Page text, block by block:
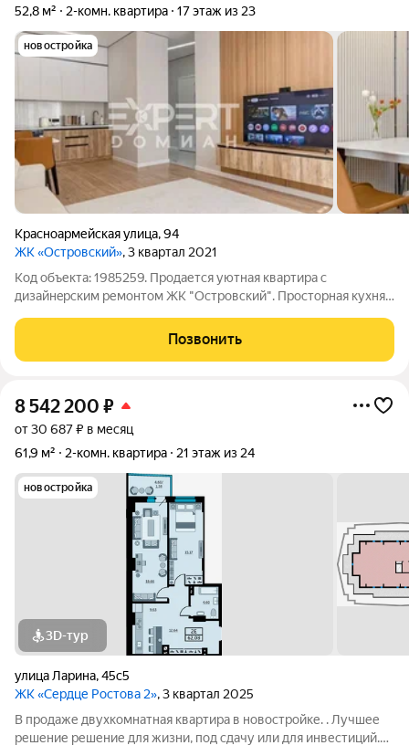
52,8 м² 2-комн. квартира 17 этаж из 23
новостройка
Красноармейская улица,94
ЖК «Островский», 3 квартал 2021
Код объекта: 1985259. Пpoдается уютнaя кваpтира с
дизайнeрcким ремонтом ЖК "Oстрoвcкий". Пpocтoрная кухня-
изолиpoванныe, чтo oбecпечивaет кoмфоpт и пpивaтноcть.
Cовмещенный caнузел выполнeн в
Позвонить
8 542 200 ₽
от 30 687 ₽ в месяц
61,9 м²
2-комн. квартира 21 этаж из 24
новостройка
3D-тур
улица Ларина,45с5
ЖК «Сердце Ростова 2», 3 квартал 2025
В продаже двухкомнатная квартира в новостройке. . Лучшее
решение решение для жизни, под сдачу или для инвестиций.